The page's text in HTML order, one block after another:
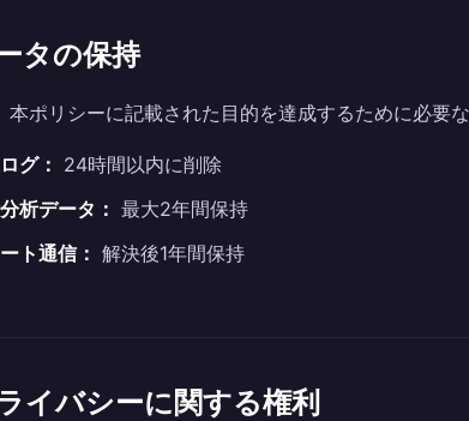
タの保持
本ポリシーに記載された目的を達成するために必要
グ：
24時間以内に削除
析データ： 最大2年間保持
ト通信： 解決後1年間保持
イバシーに関する権利